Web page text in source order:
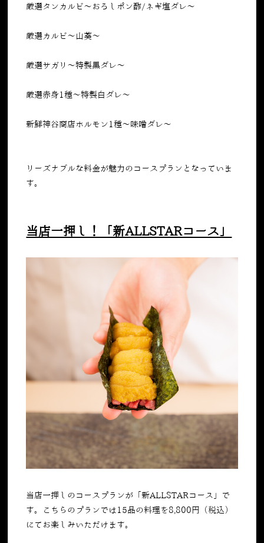
厳選タンカルビ～おろしポン酢/ネギ塩ダレ～
厳選カルビ～山葵～
厳選サガリ～特製黒ダレ～
厳選赤身1種～特製白ダレ～
新鮮神谷商店ホルモン1種～味噌ダレ～
リーズナブルな料金が魅力のコースプランとなっていま
す。
当店一押し！「新ALLSTARコース」
当店一押しのコースプランが「新ALLSTARコース」で
す。こちらのプランでは15品の料理を8,800円（税込）
にてお楽しみいただけます。